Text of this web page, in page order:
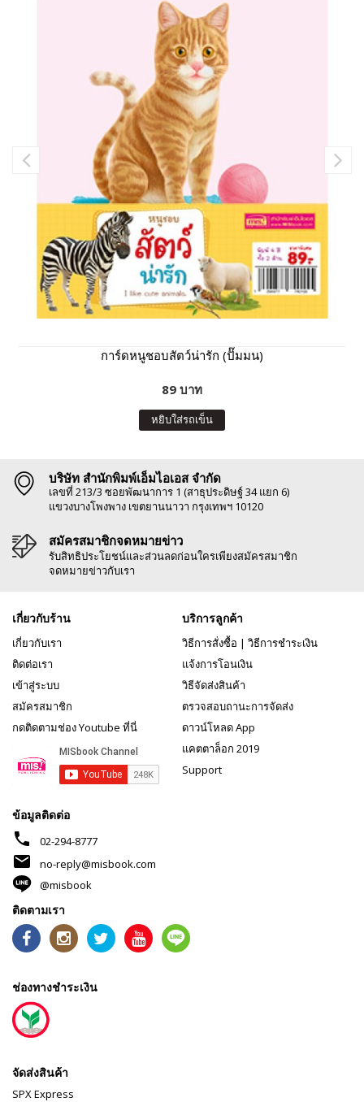
การ์ดหนูชอบสัตว์น่ารัก (ปั๊มมน)
89 บาท
หยิบใส่รถเข็น
บริษัท สำนักพิมพ์เอ็มไอเอส จำกัด
เลขที่ 213/3 ซอยพัฒนาการ 1 (สาธุประดิษฐ์ 34 แยก 6)
แขวงบางโพงพาง เขตยานนาวา กรุงเทพฯ 10120
สมัครสมาชิกจดหมายข่าว
รับสิทธิประโยชน์และส่วนลดก่อนใครเพียงสมัครสมาชิก
จดหมายข่าวกับเรา
เกี่ยวกับร้าน
เกี่ยวกับเรา
ติดต่อเรา
เข้าสู่ระบบ
สมัครสมาชิก
กดติดตามช่อง Youtube ที่นี่
บริการลูกค้า
วิธีการสั่งซื้อ | วิธีการชำระเงิน
แจ้งการโอนเงิน
วิธีจัดส่งสินค้า
ตรวจสอบถานะการจัดส่ง
ดาวน์โหลด App
แคตตาล็อก 2019
Support
ข้อมูลติดต่อ
phone 02-294-8777
mail
no-reply@misbook.com
@misbook
ติดตามเรา
ช่องทางชำระเงิน
จัดส่งสินค้า
SPX Express